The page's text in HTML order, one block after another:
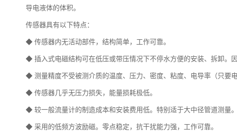
导电液体的体积。
传感器具有以下特点：
◆ 传感器内无活动部件，结构简单，工作可靠。
◆ 插入式电磁结构可在低压或带压情况下不停水方便的安装、拆卸。
◆ 测量精度不受被测介质的温度、压力、密度、粘度、电导率（只要
◆ 传感器几乎无压力损失，能量损耗极低。
◆ 较一般流量计的制造成本和安装费用低。特别适于大中径管道测量。
◆ 采用的低频方波励磁。零点稳定，抗干扰能力强，工作可靠。